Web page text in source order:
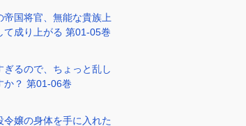
帝国将官、無能な貴族上
て成り上がる 第01-05巻
ぎるので、ちょっと乱し
か？ 第01-06巻
令嬢の身体を手に入れた